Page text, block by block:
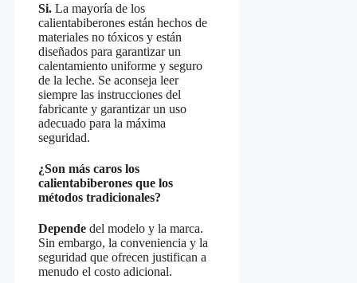
Si. La mayoría de los
calientabiberones están hechos de
materiales no tóxicos y están
diseñados para garantizar un
calentamiento uniforme y seguro
de la leche. Se aconseja leer
siempre las instrucciones del
fabricante y garantizar un uso
adecuado para la máxima
seguridad.
¿Son más caros los
calientabiberones que los
métodos tradicionales?
Depende del modelo y la marca.
Sin embargo, la conveniencia y la
seguridad que ofrecen justifican a
menudo el costo adicional.